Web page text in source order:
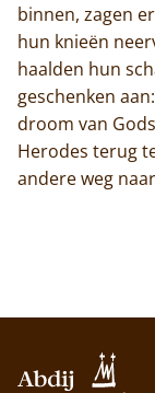
binnen, zagen
hun knieën
haalden hun
geschenken
droom van
Herodes terug
andere weg